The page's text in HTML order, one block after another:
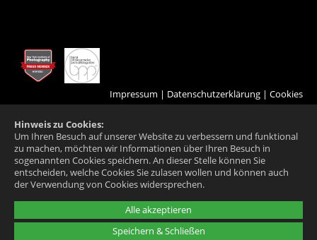
Alle akzeptieren
Speichern & Schließen
Hinweis zu Cookies:
Um Ihren Besuch auf unserer Website zu verbessern und funktional
zu machen, möchten wir Informationen über Ihren Besuch in
sogenannten Cookies speichern. An dieser Stelle können Sie
entscheiden, welche Cookies Sie zulasen wollen und können auch
der Verwendung von Cookies widersprechen.
Impressum | Datenschutzerklärung | Cookies